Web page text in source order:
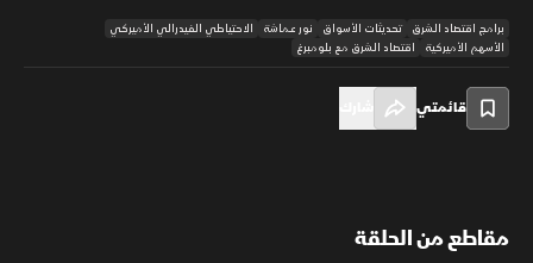
برامج اقتصاد الشرق تحديثات الأسواق نور عماشة
الاحتياطي الفيدرالي الأميركي
الأسهم الأميركية
اقتصاد الشرق مع بلومبرغ
قائمتي
مقاطع من الحلقة